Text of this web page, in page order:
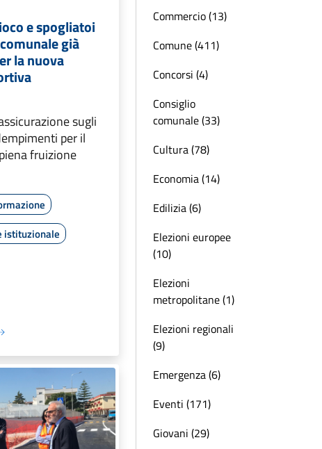
e spogliatoi
già
la nuova
sugli
per il
fruizione
istituzionale
Commercio (13)
Comune (411)
Concorsi (4)
Consiglio
comunale (33)
Cultura (78)
Economia (14)
Edilizia (6)
Elezioni europee
(10)
Elezioni
metropolitane (1)
Elezioni regionali
(9)
Emergenza (6)
Eventi (171)
Giovani (29)